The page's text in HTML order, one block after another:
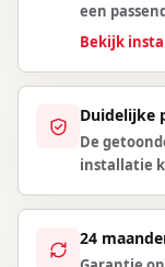
een
Bekijk
Duidelijke
De
installatie
24